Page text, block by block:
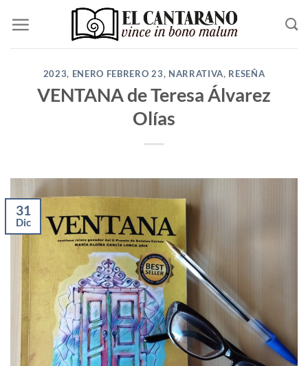
contenido
2023, ENERO FEBRERO 23, NARRATIVA, RESEÑA
VENTANA de Teresa Álvarez
Olías
31
Dic